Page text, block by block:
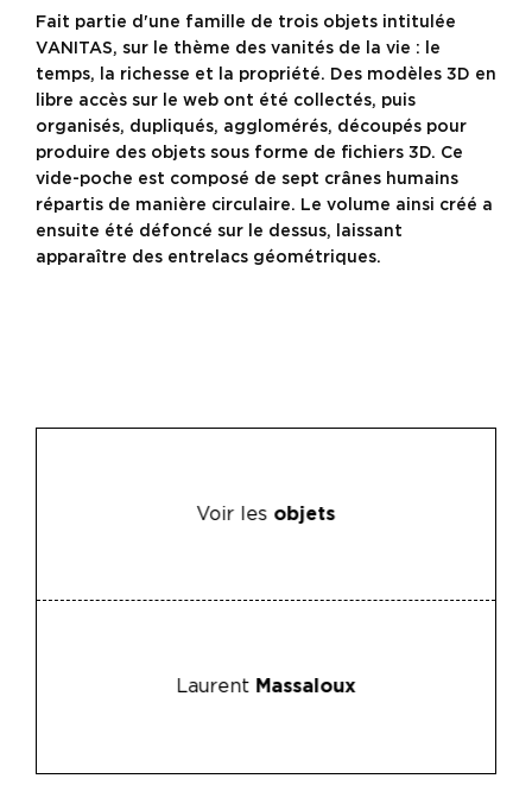
Fait partie d'une famille de trois objets intitulée
VANITAS, sur le thème des vanités de la vie : le
temps, la richesse et la propriété. Des modèles 3D en
libre accès sur le web ont été collectés, puis
organisés, dupliqués, agglomérés, découpés pour
produire des objets sous forme de fichiers 3D. Ce
vide-poche est composé de sept crânes humains
répartis de manière circulaire. Le volume ainsi créé a
ensuite été défoncé sur le dessus, laissant
apparaître des entrelacs géométriques.
Voir les objets
Laurent Massaloux